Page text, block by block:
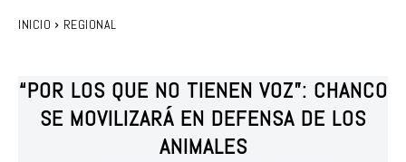
INICIO REGIONAL
“POR LOS QUE NO TIENEN VOZ”: CHANCO
SE MOVILIZARÁ EN DEFENSA DE LOS
ANIMALES